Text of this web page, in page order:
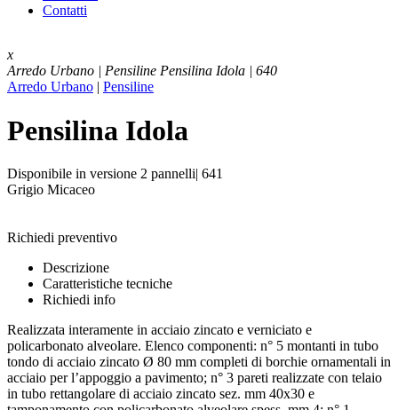
Contatti
x
Arredo Urbano | Pensiline Pensilina Idola | 640
Arredo Urbano | Pensiline
Pensilina Idola
Disponibile in versione 2 pannelli| 641
Grigio Micaceo
Richiedi preventivo
Descrizione
Caratteristiche tecniche
Richiedi info
Realizzata interamente in acciaio zincato e verniciato e
policarbonato alveolare. Elenco componenti: n° 5 montanti in tubo
tondo di acciaio zincato Ø 80 mm completi di borchie ornamentali in
acciaio per l’appoggio a pavimento; n° 3 pareti realizzate con telaio
in tubo rettangolare di acciaio zincato sez. mm 40x30 e